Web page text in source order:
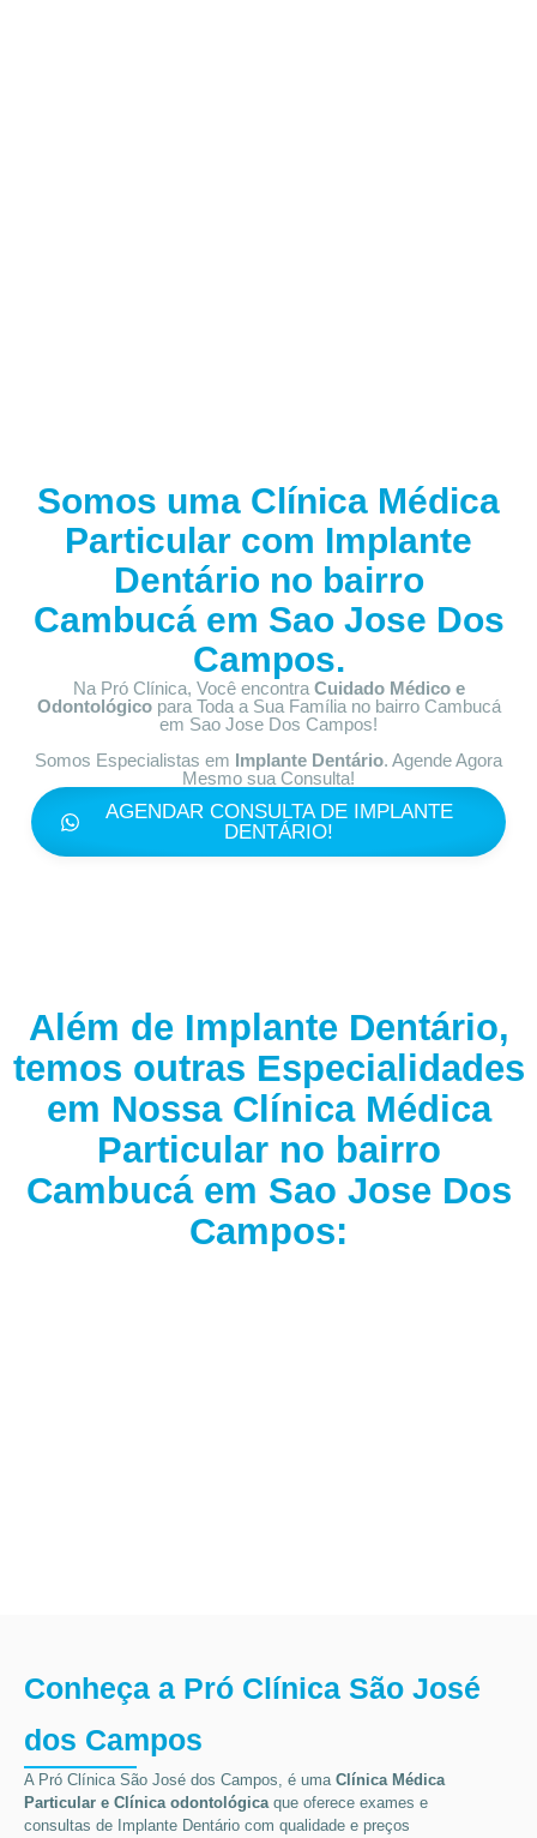
Somos uma Clínica Médica
Particular com Implante
Dentário no bairro
Cambucá em Sao Jose Dos
Campos.
Na Pró Clínica, Você encontra Cuidado Médico e
Odontológicopara Toda a Sua Família no bairro Cambucá
em Sao Jose Dos Campos!
Somos Especialistas em Implante Dentário. Agende Agora
Mesmo sua Consulta!
AGENDAR CONSULTA DE IMPLANTE
DENTÁRIO!
Além de Implante Dentário,
temos outras Especialidades
em Nossa Clínica Médica
Particular no bairro
Cambucá em Sao Jose Dos
Campos:
Conheça a Pró Clínica São José
dos Campos
A Pró Clínica São José dos Campos, é uma Clínica Médica
Particular e Clínica odontológicaque oferece exames e
consultas de Implante Dentário com qualidade e preços